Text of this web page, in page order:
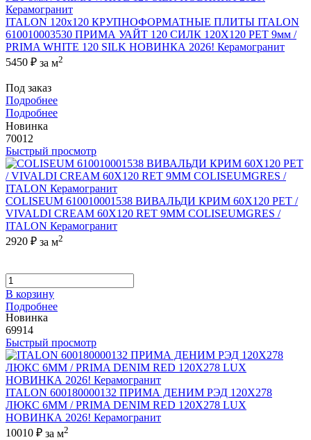
ITALON 120x120 КРУПНОФОРМАТНЫЕ ПЛИТЫ ITALON
610010003530 ПРИМА УАЙТ 120 СИЛК 120Х120 РЕТ 9мм /
PRIMA WHITE 120 SILK НОВИНКА 2026! Керамогранит
5450 ₽ за м2
Под заказ
Подробнее
Подробнее
Новинка
70012
Быстрый просмотр
COLISEUM 610010001538 ВИВАЛЬДИ КРИМ 60X120 РЕТ /
VIVALDI CREAM 60X120 RET 9MM COLISEUMGRES /
ITALON Керамогранит
2920 ₽ за м2
В корзину
Подробнее
Новинка
69914
Быстрый просмотр
ITALON 600180000132 ПРИМА ДЕНИМ РЭД 120X278
ЛЮКС 6ММ / PRIMA DENIM RED 120X278 LUX
НОВИНКА 2026! Керамогранит
10010 ₽ за м2